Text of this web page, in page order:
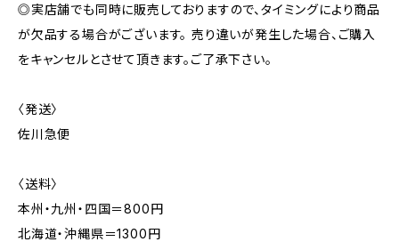
◎実店舗でも同時に販売しておりますので、タイミングにより商品
が欠品する場合がございます。 売り違いが発生した場合、ご購入
をキャンセルとさせて頂きます。ご了承下さい。
〈発送〉
佐川急便
〈送料〉
本州・九州・四国＝800円
北海道・沖縄県＝1300円